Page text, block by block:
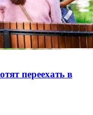
переехать в